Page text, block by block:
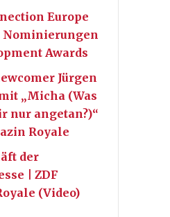
Europe
Nominierungen
Awards
Jürgen
„Micha (Was
nur angetan?)“
Royale
der
| ZDF
(Video)